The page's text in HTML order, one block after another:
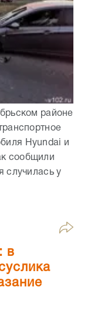
районе
Hyundai и
сообщили
случилась у
в